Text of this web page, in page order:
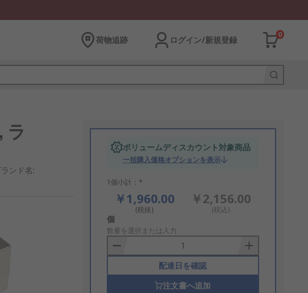
荷物追跡 ログイン/新規登録
0
ラ
ンド名:
ボリュームディスカウント対象商品
一括購入価格オプションを表示
1個小計：*
￥1,960.00
(税抜)
￥2,156.00
(税込)
Add
to
Basket
個
数量を選択または入力
配達日を確認
注文書へ追加